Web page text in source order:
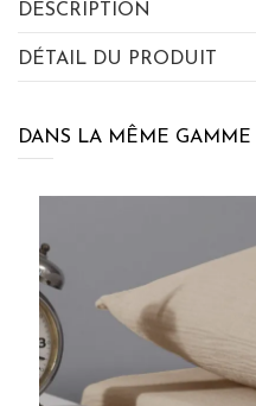
DESCRIPTION
DÉTAIL DU PRODUIT
DANS LA MÊME GAMME